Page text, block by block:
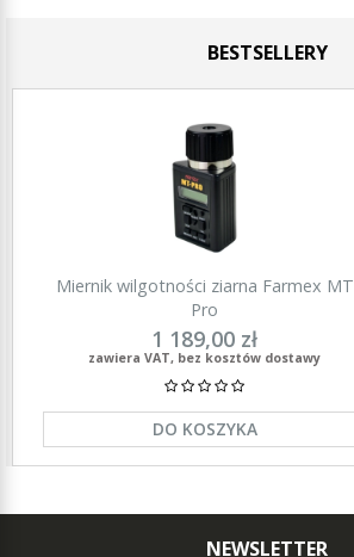
BESTSELLERY
Miernik wilgotności ziarna Farmex MT
Pro
1 189,00 zł
zawiera VAT, bez kosztów dostawy
DO KOSZYKA
NEWSLETTER